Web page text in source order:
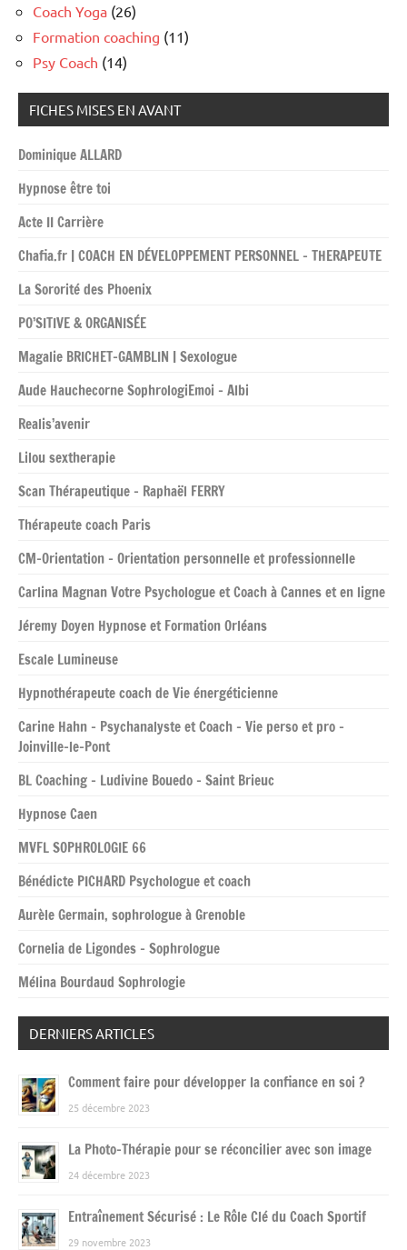
Coach Yoga (26)
Formation coaching (11)
Psy Coach (14)
FICHES MISES EN AVANT
Dominique ALLARD
Hypnose être toi
Acte II Carrière
Chafia.fr | COACH EN DÉVELOPPEMENT PERSONNEL – THERAPEUTE
La Sororité des Phoenix
PO’SITIVE & ORGANISÉE
Magalie BRICHET-GAMBLIN | Sexologue
Aude Hauchecorne SophrologiEmoi – Albi
Realis’avenir
Lilou sextherapie
Scan Thérapeutique – Raphaël FERRY
Thérapeute coach Paris
CM-Orientation – Orientation personnelle et professionnelle
Carlina Magnan Votre Psychologue et Coach à Cannes et en ligne
Jéremy Doyen Hypnose et Formation Orléans
Escale Lumineuse
Hypnothérapeute coach de Vie énergéticienne
Carine Hahn – Psychanalyste et Coach – Vie perso et pro –
Joinville-le-Pont
BL Coaching – Ludivine Bouedo – Saint Brieuc
Hypnose Caen
MVFL SOPHROLOGIE 66
Bénédicte PICHARD Psychologue et coach
Aurèle Germain, sophrologue à Grenoble
Cornelia de Ligondes – Sophrologue
Mélina Bourdaud Sophrologie
DERNIERS ARTICLES
Comment faire pour développer la confiance en soi ?
25 décembre 2023
La Photo-Thérapie pour se réconcilier avec son image
24 décembre 2023
Entraînement Sécurisé : Le Rôle Clé du Coach Sportif
29 novembre 2023